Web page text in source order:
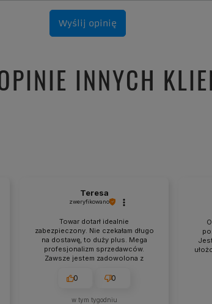
Wyślij opinię
INNYCH
Teresa
zweryfikowano
Towar dotarł idealnie
zabezpieczony. Nie czekałam długo
na dostawę, to duży plus. Mega
profesjonalizm sprzedawców.
Zawsze jestem zadowolona z
0 0
w tym tygodniu